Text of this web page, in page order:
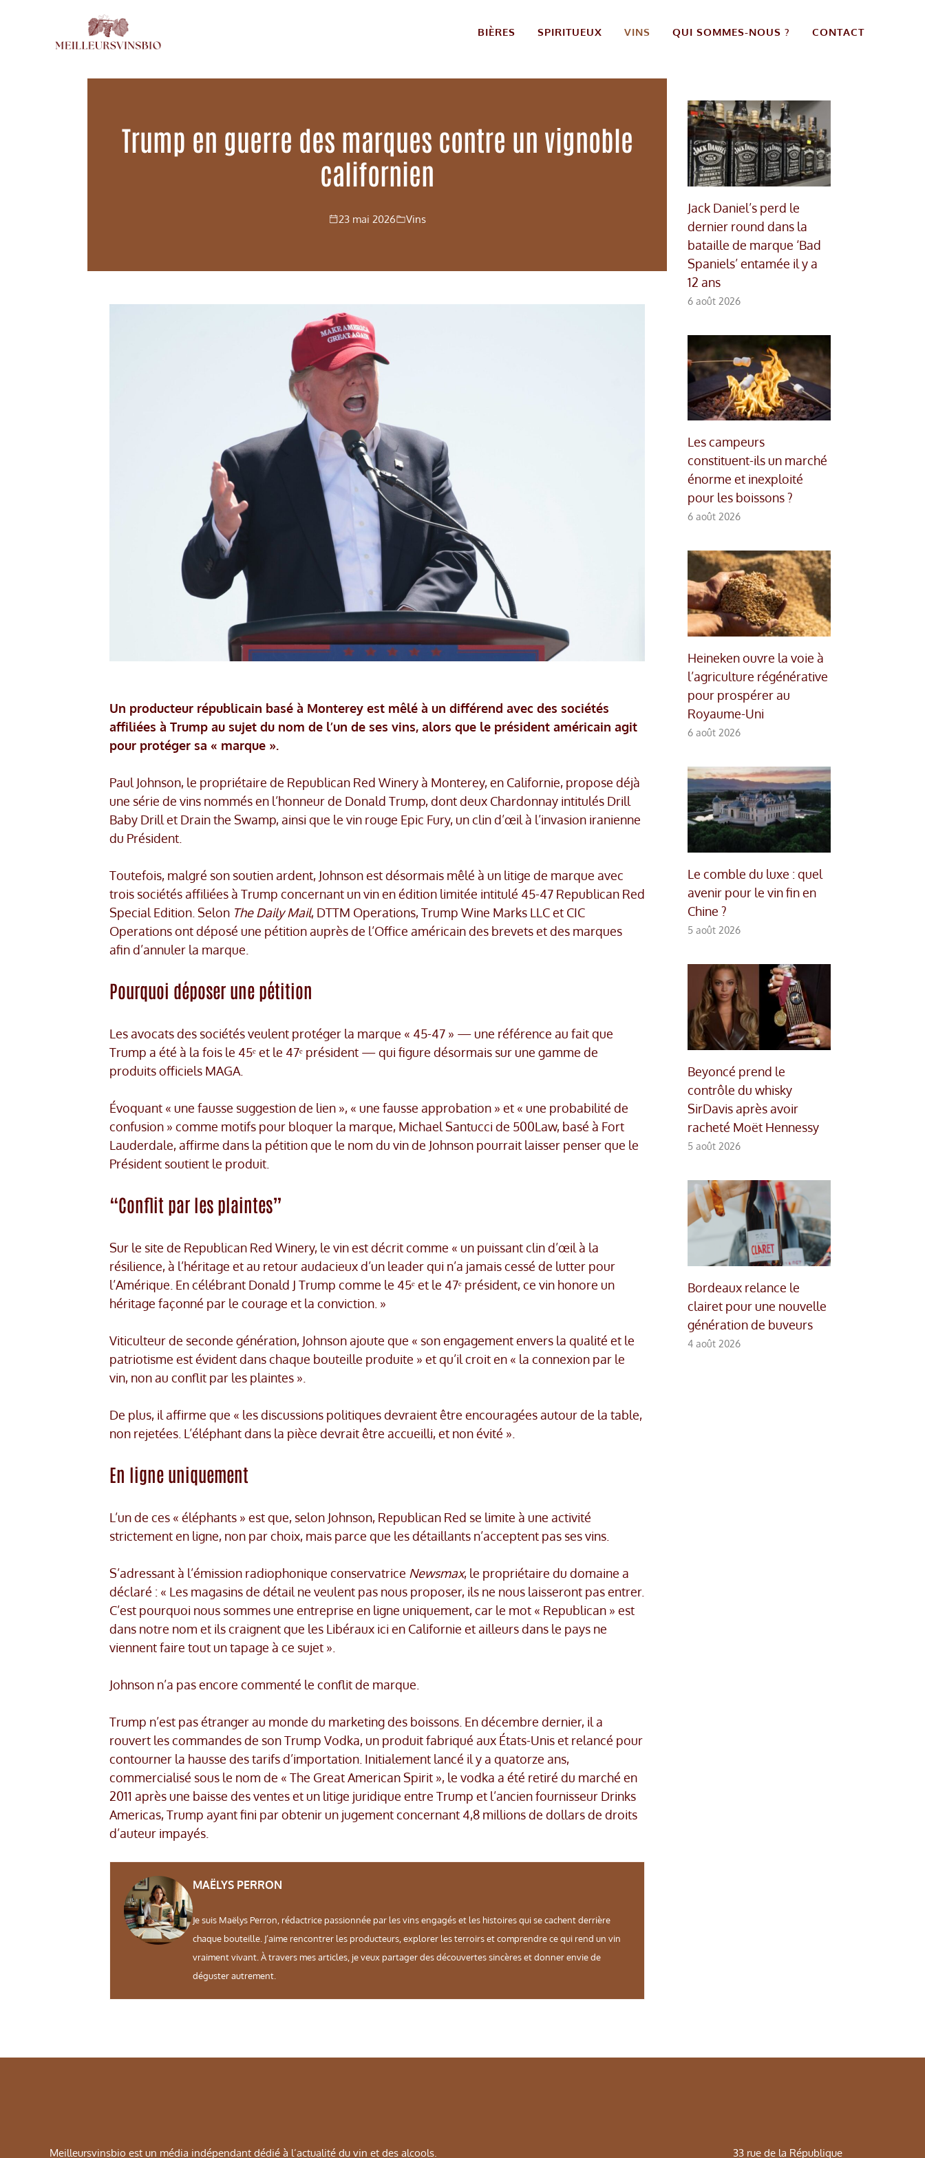
BIÈRES SPIRITUEUX VINS QUI SOMMES-NOUS ? CONTACT
Trump en guerre des marques contre un vignoble
californien
23 mai 2026 Vins
Un producteur républicain basé à Monterey est mêlé à un différend avec des sociétés
affiliées à Trump au sujet du nom de l’un de ses vins, alors que le président américain agit
pour protéger sa « marque ».
Paul Johnson, le propriétaire de Republican Red Winery à Monterey, en Californie, propose déjà
une série de vins nommés en l’honneur de Donald Trump, dont deux Chardonnay intitulés Drill
Baby Drill et Drain the Swamp, ainsi que le vin rouge Epic Fury, un clin d’œil à l’invasion iranienne
du Président.
Toutefois, malgré son soutien ardent, Johnson est désormais mêlé à un litige de marque avec
trois sociétés affiliées à Trump concernant un vin en édition limitée intitulé 45-47 Republican Red
Special Edition. Selon The Daily Mail, DTTM Operations, Trump Wine Marks LLC et CIC
Operations ont déposé une pétition auprès de l’Office américain des brevets et des marques
afin d’annuler la marque.
Pourquoi déposer une pétition
Les avocats des sociétés veulent protéger la marque « 45-47 » — une référence au fait que
Trump a été à la fois le 45ᵉ et le 47ᵉ président — qui figure désormais sur une gamme de
produits officiels MAGA.
Évoquant « une fausse suggestion de lien », « une fausse approbation » et « une probabilité de
confusion » comme motifs pour bloquer la marque, Michael Santucci de 500Law, basé à Fort
Lauderdale, affirme dans la pétition que le nom du vin de Johnson pourrait laisser penser que le
Président soutient le produit.
“Conflit par les plaintes”
Sur le site de Republican Red Winery, le vin est décrit comme « un puissant clin d’œil à la
résilience, à l’héritage et au retour audacieux d’un leader qui n’a jamais cessé de lutter pour
l’Amérique. En célébrant Donald J Trump comme le 45ᵉ et le 47ᵉ président, ce vin honore un
héritage façonné par le courage et la conviction. »
Viticulteur de seconde génération, Johnson ajoute que « son engagement envers la qualité et le
patriotisme est évident dans chaque bouteille produite » et qu’il croit en « la connexion par le
vin, non au conflit par les plaintes ».
De plus, il affirme que « les discussions politiques devraient être encouragées autour de la table,
non rejetées. L’éléphant dans la pièce devrait être accueilli, et non évité ».
En ligne uniquement
L’un de ces « éléphants » est que, selon Johnson, Republican Red se limite à une activité
strictement en ligne, non par choix, mais parce que les détaillants n’acceptent pas ses vins.
S’adressant à l’émission radiophonique conservatrice Newsmax, le propriétaire du domaine a
déclaré : « Les magasins de détail ne veulent pas nous proposer, ils ne nous laisseront pas entrer.
C’est pourquoi nous sommes une entreprise en ligne uniquement, car le mot « Republican » est
dans notre nom et ils craignent que les Libéraux ici en Californie et ailleurs dans le pays ne
viennent faire tout un tapage à ce sujet ».
Johnson n’a pas encore commenté le conflit de marque.
Trump n’est pas étranger au monde du marketing des boissons. En décembre dernier, il a
rouvert les commandes de son Trump Vodka, un produit fabriqué aux États-Unis et relancé pour
contourner la hausse des tarifs d’importation. Initialement lancé il y a quatorze ans,
commercialisé sous le nom de « The Great American Spirit », le vodka a été retiré du marché en
2011 après une baisse des ventes et un litige juridique entre Trump et l’ancien fournisseur Drinks
Americas, Trump ayant fini par obtenir un jugement concernant 4,8 millions de dollars de droits
d’auteur impayés.
MAËLYS PERRON
Je suis Maëlys Perron, rédactrice passionnée par les vins engagés et les histoires qui se cachent derrière
chaque bouteille. J’aime rencontrer les producteurs, explorer les terroirs et comprendre ce qui rend un vin
vraiment vivant. À travers mes articles, je veux partager des découvertes sincères et donner envie de
déguster autrement.
Jack Daniel’s perd le
dernier round dans la
bataille de marque ‘Bad
Spaniels’ entamée il y a
12 ans
6 août 2026
Les campeurs
constituent-ils un marché
énorme et inexploité
pour les boissons ?
6 août 2026
Heineken ouvre la voie à
l’agriculture régénérative
pour prospérer au
Royaume-Uni
6 août 2026
Le comble du luxe : quel
avenir pour le vin fin en
Chine ?
5 août 2026
Beyoncé prend le
contrôle du whisky
SirDavis après avoir
racheté Moët Hennessy
5 août 2026
Bordeaux relance le
clairet pour une nouvelle
génération de buveurs
4 août 2026
Meilleursvinsbio est un média indépendant dédié à l’actualité du vin et des alcools. 33 rue de la République